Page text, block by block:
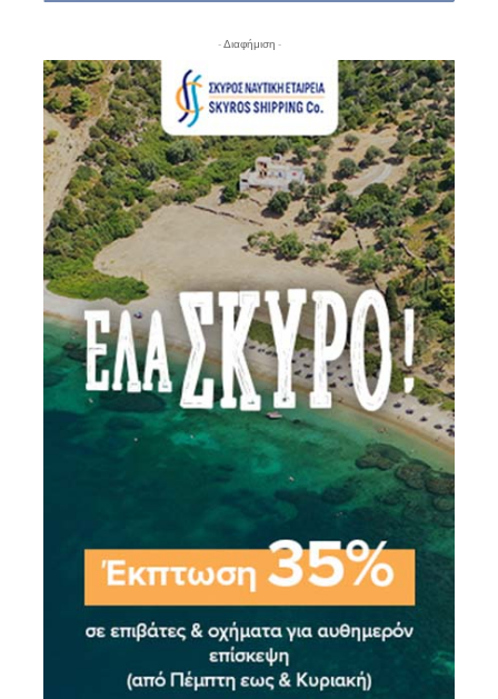
- Διαφήμιση -